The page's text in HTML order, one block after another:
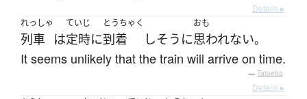
Details ▸
れっしゃ
列車 は
ていじ
定時に
とうちゃく
到着 しそう に
おも
思われない。
It seems unlikely that the train will arrive on time.
— Tatoeba
Details ▸